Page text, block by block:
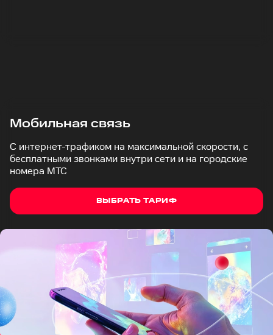
Мобильная связь
С интернет-трафиком на максимальной скорости, с
бесплатными звонками внутри сети и на городские
номера МТС
ВЫБРАТЬ ТАРИФ